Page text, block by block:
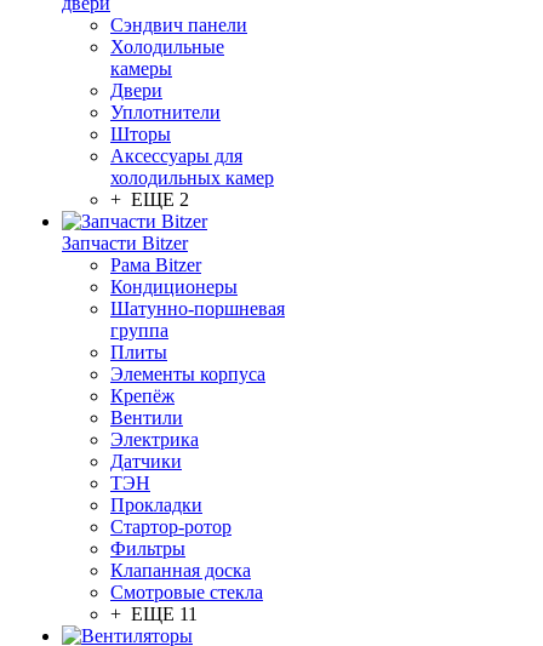
Сэндвич панели
Холодильные
камеры
Двери
Уплотнители
Шторы
Аксессуары для
холодильных камер
+ ЕЩЕ 2
Запчасти Bitzer
Рама Bitzer
Кондиционеры
Шатунно-поршневая
группа
Плиты
Элементы корпуса
Крепёж
Вентили
Электрика
Датчики
ТЭН
Прокладки
Стартор-ротор
Фильтры
Клапанная доска
Смотровые стекла
+ ЕЩЕ 11